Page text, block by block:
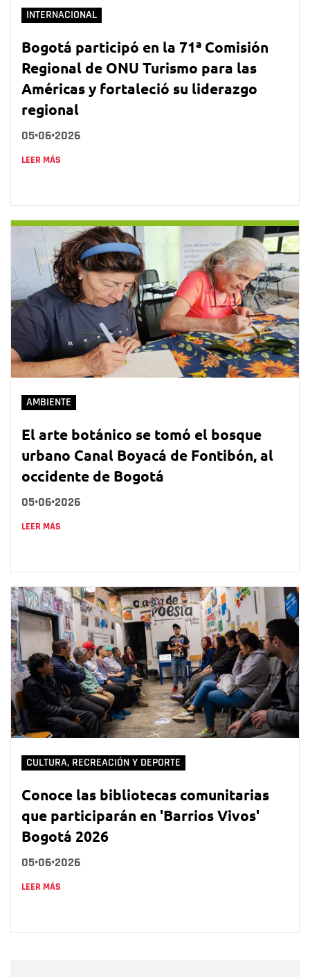
INTERNACIONAL
Bogotá participó en la 71ª Comisión
Regional de ONU Turismo para las
Américas y fortaleció su liderazgo
regional
05•06•2026
LEER MÁS
AMBIENTE
El arte botánico se tomó el bosque
urbano Canal Boyacá de Fontibón, al
occidente de Bogotá
05•06•2026
LEER MÁS
CULTURA, RECREACIÓN Y DEPORTE
Conoce las bibliotecas comunitarias
que participarán en 'Barrios Vivos'
Bogotá 2026
05•06•2026
LEER MÁS